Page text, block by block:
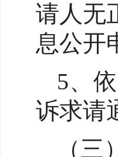
请人无
息公开
5、
诉求请
（